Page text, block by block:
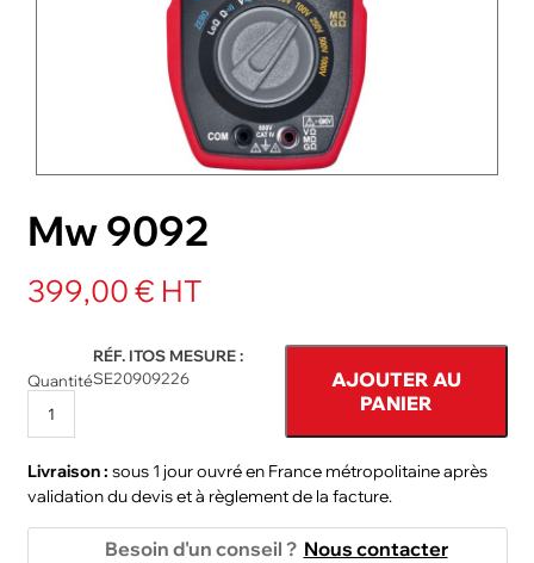
ACCESSOIRES ET PIÈCES DÉTACHÉES
Mw 9092
399,00 € HT
Quantité
RÉF. ITOS MESURE :
SE20909226
AJOUTER AU
PANIER
Livraison : sous 1 jour ouvré en France métropolitaine après
validation du devis et à règlement de la facture.
Besoin d'un conseil ? Nous contacter